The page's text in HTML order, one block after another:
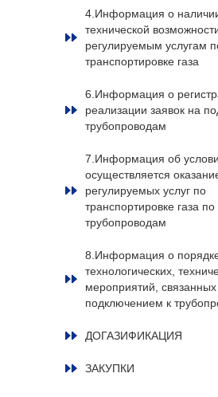
4.Информация о наличии
технической
регулируемым услугам
транспортировке газа
6.Информация о
реализации заявок на
трубопроводам
7.Информация об
осуществляется
регулируемых услуг по
транспортировке газа по
трубопроводам
8.Информация о
технологических,
мероприятий, связанных
подключением к
ДОГАЗИФИКАЦИЯ
ЗАКУПКИ